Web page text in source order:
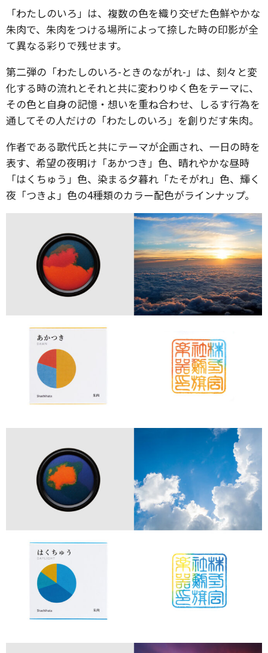
「わたしのいろ」は、複数の色を織り交ぜた色鮮やかな
朱肉で、朱肉をつける場所によって捺した時の印影が全
て異なる彩りで残せます。
第二弾の「わたしのいろ-ときのながれ-」は、刻々と変
化する時の流れとそれと共に変わりゆく色をテーマに、
その色と自身の記憶・想いを重ね合わせ、しるす行為を
通してその人だけの「わたしのいろ」を創りだす朱肉。
作者である歌代氏と共にテーマが企画され、一日の時を
表す、希望の夜明け「あかつき」色、晴れやかな昼時
「はくちゅう」色、染まる夕暮れ「たそがれ」色、輝く
夜「つきよ」色の4種類のカラー配色がラインナップ。